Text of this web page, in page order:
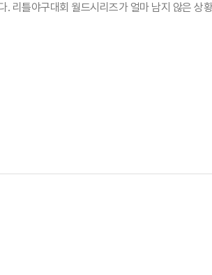
리틀야구대회 월드시리즈가 얼마 남지 않은 상